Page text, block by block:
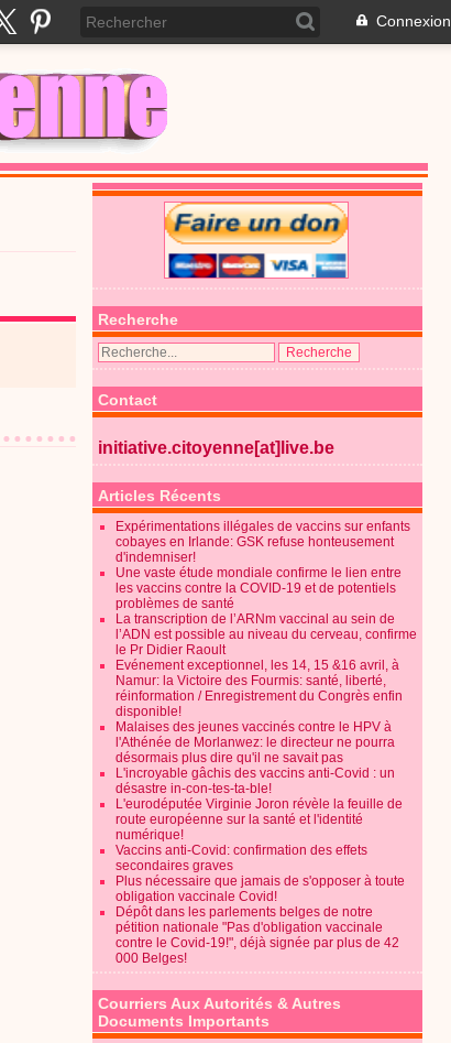
Connexion
Recherche
Contact
initiative.citoyenne[at]live.be
Articles Récents
Expérimentations illégales de vaccins sur enfants
cobayes en Irlande: GSK refuse honteusement
d'indemniser!
Une vaste étude mondiale confirme le lien entre
les vaccins contre la COVID-19 et de potentiels
problèmes de santé
La transcription de l’ARNm vaccinal au sein de
l’ADN est possible au niveau du cerveau, confirme
le Pr Didier Raoult
Evénement exceptionnel, les 14, 15 &16 avril, à
Namur: la Victoire des Fourmis: santé, liberté,
réinformation / Enregistrement du Congrès enfin
disponible!
Malaises des jeunes vaccinés contre le HPV à
l'Athénée de Morlanwez: le directeur ne pourra
désormais plus dire qu'il ne savait pas
L'incroyable gâchis des vaccins anti-Covid : un
désastre in-con-tes-ta-ble!
L'eurodéputée Virginie Joron révèle la feuille de
route européenne sur la santé et l'identité
numérique!
Vaccins anti-Covid: confirmation des effets
secondaires graves
Plus nécessaire que jamais de s'opposer à toute
obligation vaccinale Covid!
Dépôt dans les parlements belges de notre
pétition nationale "Pas d'obligation vaccinale
contre le Covid-19!", déjà signée par plus de 42
000 Belges!
Courriers Aux Autorités & Autres
Documents Importants